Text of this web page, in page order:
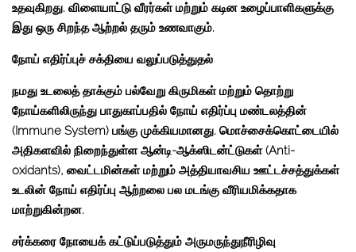
உதவுகிறது. விளையாட்டு வீரர்கள் மற்றும் கடின உழைப்பாளிகளுக்கு
இது ஒரு சிறந்த ஆற்றல் தரும் உணவாகும்.
நோய் எதிர்ப்புச் சக்தியை வலுப்படுத்துதல்
நமது உடலைத் தாக்கும் பல்வேறு கிருமிகள் மற்றும் தொற்று
நோய்களிலிருந்து பாதுகாப்பதில் நோய் எதிர்ப்பு மண்டலத்தின்
(Immune System) பங்கு முக்கியமானது. மொச்சைக்கொட்டையில்
அதிகளவில் நிறைந்துள்ள ஆன்டி-ஆக்ஸிடன்ட்டுகள் (Anti-
oxidants), வைட்டமின்கள் மற்றும் அத்தியாவசிய ஊட்டச்சத்துக்கள்
உடலின் நோய் எதிர்ப்பு ஆற்றலை பல மடங்கு வீரியமிக்கதாக
மாற்றுகின்றன.
சர்க்கரை நோயைக் கட்டுப்படுத்தும் அருமருந்துநீரிழிவு